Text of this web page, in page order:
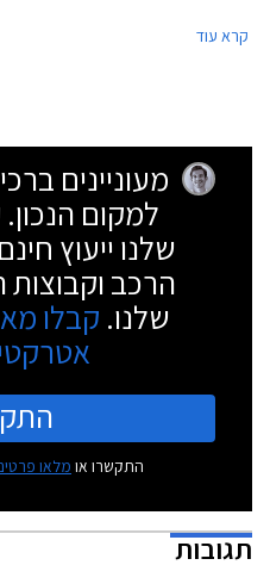
ומאחור, לטובת הופעה דרמטית יותר.
קרא עוד
מעוניינים
למקום
שלנו ייעוץ
הרכב
שלנו. קבלו
התקשרו או מלאו
תגובות